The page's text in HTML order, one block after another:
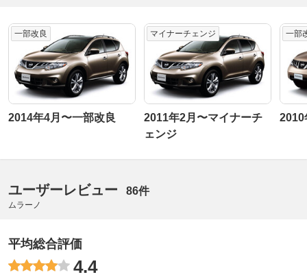
一部改良
2014年4月〜一部改良
マイナーチェンジ
2011年2月〜マイナーチ
ェンジ
一部
2010
ユーザーレビュー 86件
ムラーノ
平均総合評価
4.4